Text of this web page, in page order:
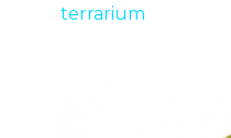
terrarium